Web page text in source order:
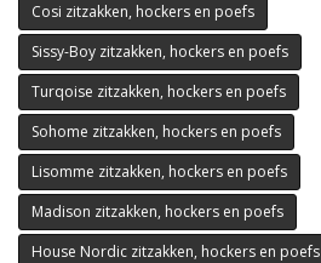
Cosi zitzakken, hockers en poefs
Sissy-Boy zitzakken, hockers en poefs
Turqoise zitzakken, hockers en poefs
Sohome zitzakken, hockers en poefs
Lisomme zitzakken, hockers en poefs
Madison zitzakken, hockers en poefs
House Nordic zitzakken, hockers en poefs